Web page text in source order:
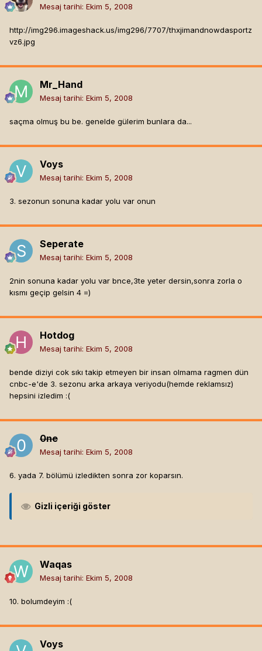
Mesaj tarihi: Ekim 5, 2008
http://img296.imageshack.us/img296/7707/thxjimandnowdasportz
vz6.jpg
Mr_Hand
Mesaj tarihi: Ekim 5, 2008
saçma olmuş bu be. genelde gülerim bunlara da...
Voys
Mesaj tarihi: Ekim 5, 2008
3. sezonun sonuna kadar yolu var onun
Seperate
Mesaj tarihi: Ekim 5, 2008
2nin sonuna kadar yolu var bnce,3te yeter dersin,sonra zorla o
kısmı geçip gelsin 4 =)
Hotdog
Mesaj tarihi: Ekim 5, 2008
bende diziyi cok sıkı takip etmeyen bir insan olmama ragmen dün
cnbc-e'de 3. sezonu arka arkaya veriyodu(hemde reklamsız)
hepsini izledim :(
0ne
Mesaj tarihi: Ekim 5, 2008
6. yada 7. bölümü izledikten sonra zor koparsın.
Gizli içeriği göster
Waqas
Mesaj tarihi: Ekim 5, 2008
10. bolumdeyim :(
Voys